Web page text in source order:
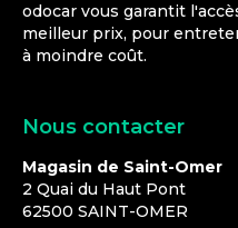
odocar vous garantit
meilleur prix, pour
à moindre coût.
Nous contacter
Magasin de Saint-Omer
2 Quai du Haut Pont
62500 SAINT-OMER